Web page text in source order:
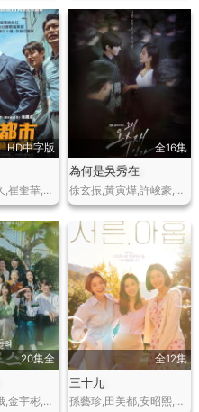
HD中字版
馬東錫,孫錫久,崔奎華,許棟元,樸智煥,河俊,樸嘉熙,尹炳熙,樸恩宇
全16集
為何是吳秀在
徐玄振,黃寅燁,許峻豪,裴仁赫,李鎮赫,車清華,鄭振宇
20集全
李炳憲,新慜娥,金宇彬,韓志旼,車勝元,李姃垠,嚴正化
全12集
三十九
孫藝珍,田美都,安昭熙,延宇振,李茂生,李泰煥,金智賢,吳世英